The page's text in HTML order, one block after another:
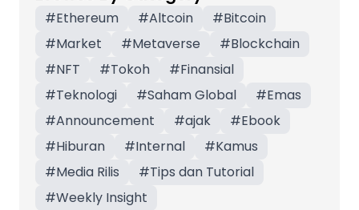
#Ethereum #Altcoin #Bitcoin
#Market #Metaverse #Blockchain
#NFT #Tokoh #Finansial
#Teknologi #Saham Global #Emas
#Announcement #ajak #Ebook
#Hiburan #Internal #Kamus
#Media Rilis #Tips dan Tutorial
#Weekly Insight